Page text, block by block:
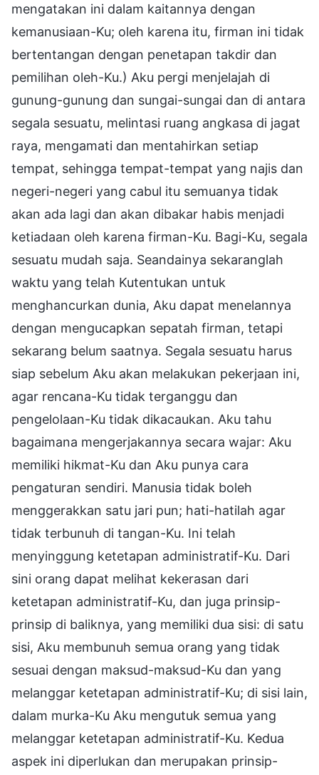
mengatakan ini dalam kaitannya dengan
kemanusiaan-Ku; oleh karena itu, firman ini tidak
bertentangan dengan penetapan takdir dan
pemilihan oleh-Ku.) Aku pergi menjelajah di
gunung-gunung dan sungai-sungai dan di antara
segala sesuatu, melintasi ruang angkasa di jagat
raya, mengamati dan mentahirkan setiap
tempat, sehingga tempat-tempat yang najis dan
negeri-negeri yang cabul itu semuanya tidak
akan ada lagi dan akan dibakar habis menjadi
ketiadaan oleh karena firman-Ku. Bagi-Ku, segala
sesuatu mudah saja. Seandainya sekaranglah
waktu yang telah Kutentukan untuk
menghancurkan dunia, Aku dapat menelannya
dengan mengucapkan sepatah firman, tetapi
sekarang belum saatnya. Segala sesuatu harus
siap sebelum Aku akan melakukan pekerjaan ini,
agar rencana-Ku tidak terganggu dan
pengelolaan-Ku tidak dikacaukan. Aku tahu
bagaimana mengerjakannya secara wajar: Aku
memiliki hikmat-Ku dan Aku punya cara
pengaturan sendiri. Manusia tidak boleh
menggerakkan satu jari pun; hati-hatilah agar
tidak terbunuh di tangan-Ku. Ini telah
menyinggung ketetapan administratif-Ku. Dari
sini orang dapat melihat kekerasan dari
ketetapan administratif-Ku, dan juga prinsip-
prinsip di baliknya, yang memiliki dua sisi: di satu
sisi, Aku membunuh semua orang yang tidak
sesuai dengan maksud-maksud-Ku dan yang
melanggar ketetapan administratif-Ku; di sisi lain,
dalam murka-Ku Aku mengutuk semua yang
melanggar ketetapan administratif-Ku. Kedua
aspek ini diperlukan dan merupakan prinsip-